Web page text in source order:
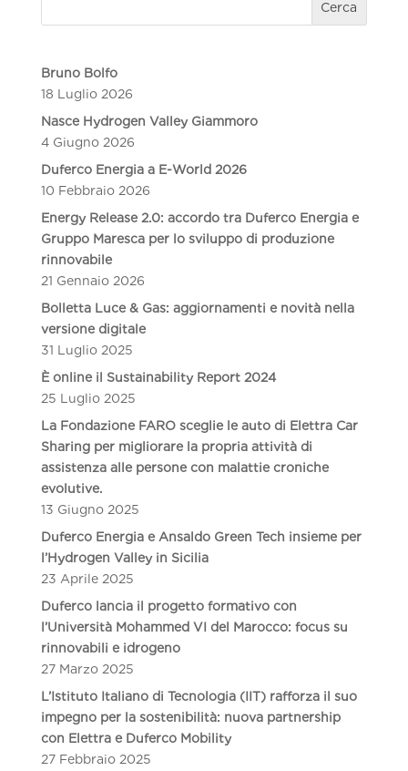
Cerca
Bruno Bolfo
18 Luglio 2026
Nasce Hydrogen Valley Giammoro
4 Giugno 2026
Duferco Energia a E-World 2026
10 Febbraio 2026
Energy Release 2.0: accordo tra Duferco Energia e
Gruppo Maresca per lo sviluppo di produzione
rinnovabile
21 Gennaio 2026
Bolletta Luce & Gas: aggiornamenti e novità nella
versione digitale
31 Luglio 2025
È online il Sustainability Report 2024
25 Luglio 2025
La Fondazione FARO sceglie le auto di Elettra Car
Sharing per migliorare la propria attività di
assistenza alle persone con malattie croniche
evolutive.
13 Giugno 2025
Duferco Energia e Ansaldo Green Tech insieme per
l’Hydrogen Valley in Sicilia
23 Aprile 2025
Duferco lancia il progetto formativo con
l’Università Mohammed VI del Marocco: focus su
rinnovabili e idrogeno
27 Marzo 2025
L’Istituto Italiano di Tecnologia (IIT) rafforza il suo
impegno per la sostenibilità: nuova partnership
con Elettra e Duferco Mobility
27 Febbraio 2025